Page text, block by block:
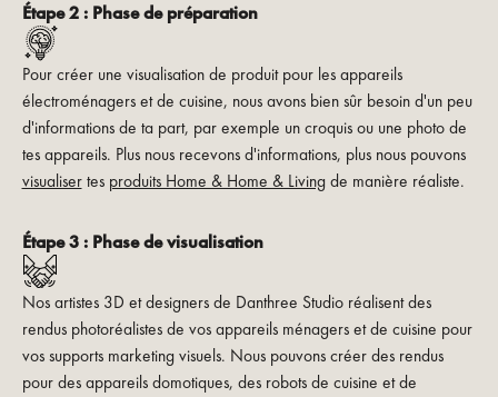
Étape 2 : Phase de préparation
Pour créer une visualisation de produit pour les appareils
électroménagers et de cuisine, nous avons bien sûr besoin d'un peu
d'informations de ta part, par exemple un croquis ou une photo de
tes appareils. Plus nous recevons d'informations, plus nous pouvons
visualisertes produits Home & Home & Livingde manière réaliste.
Étape 3 : Phase de visualisation
Nos artistes 3D et designers de Danthree Studio réalisent des
rendus photoréalistes de vos appareils ménagers et de cuisine pour
vos supports marketing visuels. Nous pouvons créer des rendus
pour des appareils domotiques, des robots de cuisine et de